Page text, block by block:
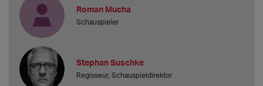
Roman Mucha
Schauspieler
Stephan Suschke
Regisseur, Schauspieldirektor